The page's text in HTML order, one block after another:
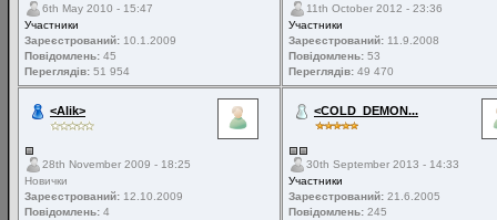
6th May 2010 - 15:47
Участники
Зареєстрований: 10.1.2009
Повідомлень: 45
Переглядів: 51 954
11th October 2012 - 23:36
Участники
Зареєстрований: 11.9.2008
Повідомлень: 53
Переглядів: 49 470
<Alik>
28th November 2009 - 18:25
Новички
Зареєстрований: 12.10.2009
Повідомлень: 4
<COLD_DEMON...
30th September 2013 - 14:33
Участники
Зареєстрований: 21.6.2005
Повідомлень: 245